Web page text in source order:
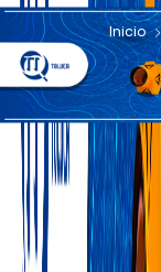
Inicio